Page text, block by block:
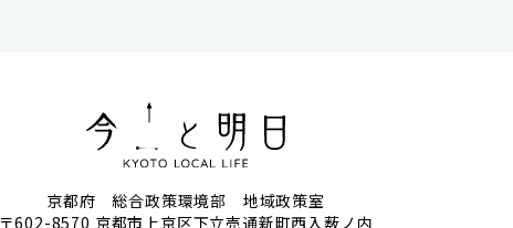
京都府 総合政策環境部 地域政策室
〒602-8570 京都市上京区下立売通新町西入薮ノ内